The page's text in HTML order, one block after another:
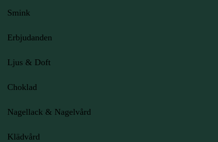
Smink
Erbjudanden
Ljus & Doft
Choklad
Nagellack & Nagelvård
Klädvård